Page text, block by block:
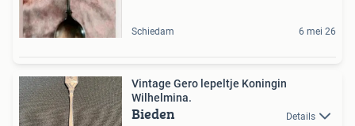
Schiedam 6 mei 26
Vintage Gero lepeltje Koningin
Wilhelmina.
Bieden Details